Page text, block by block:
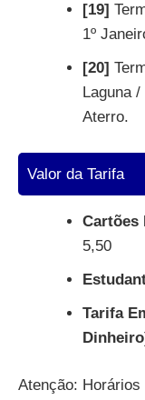
[19]
1º
[20]
Laguna
Aterro.
Valor da Tarifa
Cartões
5,50
Tarifa
Atenção: